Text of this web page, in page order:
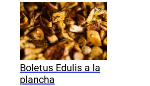
Boletus Edulis a la
plancha